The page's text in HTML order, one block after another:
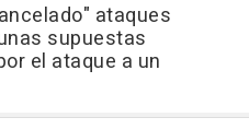
ataques
supuestas
el ataque a un